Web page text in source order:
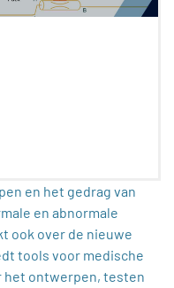
en het gedrag van
en abnormale
ook over de nieuwe
tools voor medische
het ontwerpen, testen